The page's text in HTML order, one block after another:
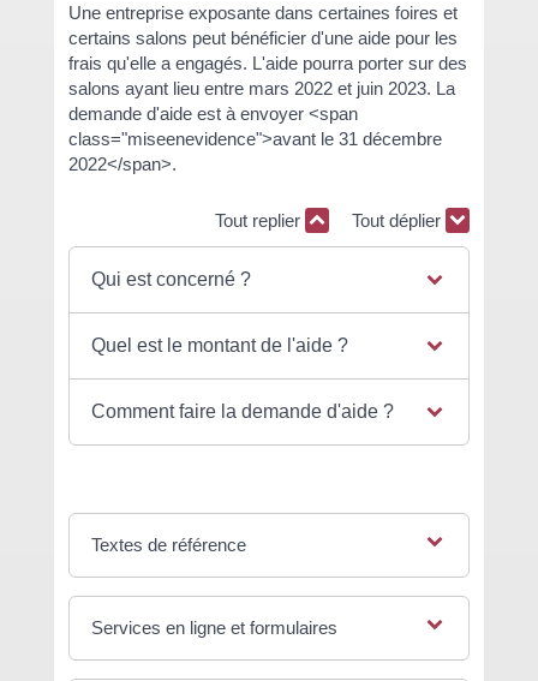
Une entreprise exposante dans certaines foires et
certains salons peut bénéficier d'une aide pour les
frais qu'elle a engagés. L'aide pourra porter sur des
salons ayant lieu entre mars 2022 et juin 2023. La
demande d'aide est à envoyer <span
class="miseenevidence">avant le 31 décembre
2022</span>.
Tout replier Tout déplier
Qui est concerné ?
Quel est le montant de l'aide ?
Comment faire la demande d'aide ?
Textes de référence
Services en ligne et formulaires